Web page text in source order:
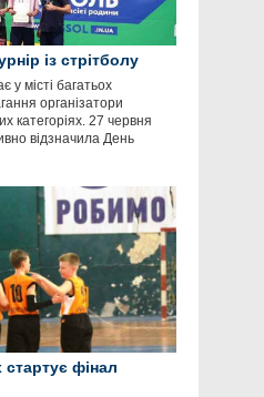
із стрітболу
у місті багатьох
організатори
категоріях. 27 червня
відзначила День
фінал